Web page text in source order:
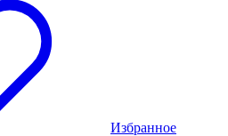
Избранное